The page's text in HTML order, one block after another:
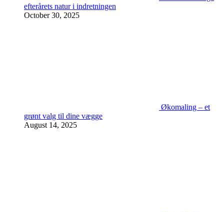
efterårets natur i indretningen
October 30, 2025
Økomaling – et
grønt valg til dine vægge
August 14, 2025